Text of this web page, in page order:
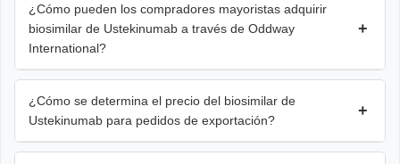
¿Cómo pueden los compradores mayoristas adquirir
biosimilar de Ustekinumab a través de Oddway
International?
+
¿Cómo se determina el precio del biosimilar de
Ustekinumab para pedidos de exportación?
+